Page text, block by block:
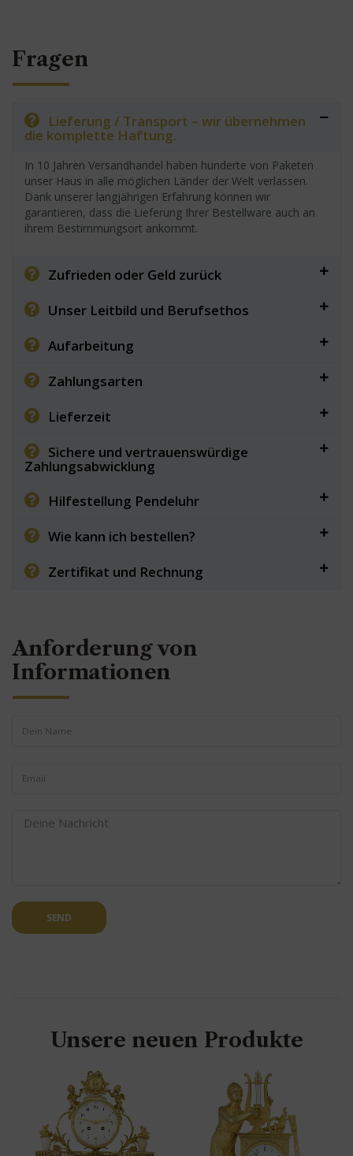
Fragen
Lieferung / Transport – wir übernehmen
die komplette Haftung.
In 10 Jahren Versandhandel haben hunderte von Paketen
unser Haus in alle möglichen Länder der Welt verlassen.
Dank unserer langjährigen Erfahrung können wir
garantieren, dass die Lieferung Ihrer Bestellware auch an
ihrem Bestimmungsort ankommt.
Zufrieden oder Geld zurück
Unser Leitbild und Berufsethos
Aufarbeitung
Zahlungsarten
Lieferzeit
Sichere und vertrauenswürdige
Zahlungsabwicklung
Hilfestellung Pendeluhr
Wie kann ich bestellen?
Zertifikat und Rechnung
Anforderung von
Informationen
SEND
Unsere neuen Produkte